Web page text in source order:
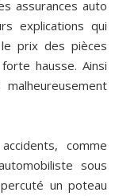
assurances auto
explications qui
prix des pièces
hausse. Ainsi
comme
sous
un poteau